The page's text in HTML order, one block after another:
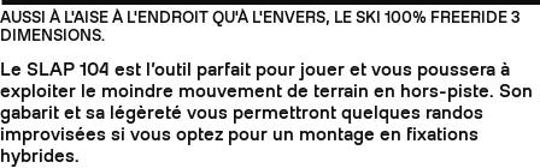
AUSSI À L'AISE À L'ENDROIT QU'À L'ENVERS, LE SKI 100% FREERIDE 3
DIMENSIONS.
Le SLAP 104 est l’outil parfait pour jouer et vous poussera à
exploiter le moindre mouvement de terrain en hors-piste. Son
gabarit et sa légèreté vous permettront quelques randos
improvisées si vous optez pour un montage en fixations
hybrides.